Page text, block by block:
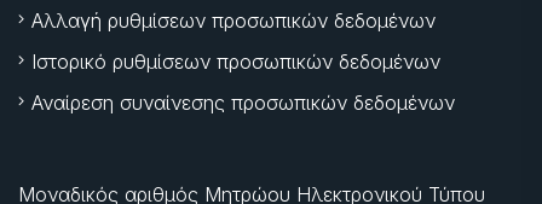
Αλλαγή ρυθμίσεων προσωπικών δεδομένων
Ιστορικό ρυθμίσεων προσωπικών δεδομένων
Αναίρεση συναίνεσης προσωπικών δεδομένων
Μοναδικός αριθμός Μητρώου Ηλεκτρονικού Τύπου